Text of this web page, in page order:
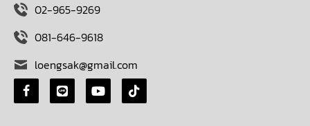
02-965-9269
081-646-9618
loengsak@gmail.com